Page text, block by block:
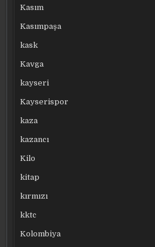
Kasım
Kasımpaşa
kask
Kavga
kayseri
Kayserispor
kaza
kazancı
Kilo
kitap
kırmızı
kktc
Kolombiya